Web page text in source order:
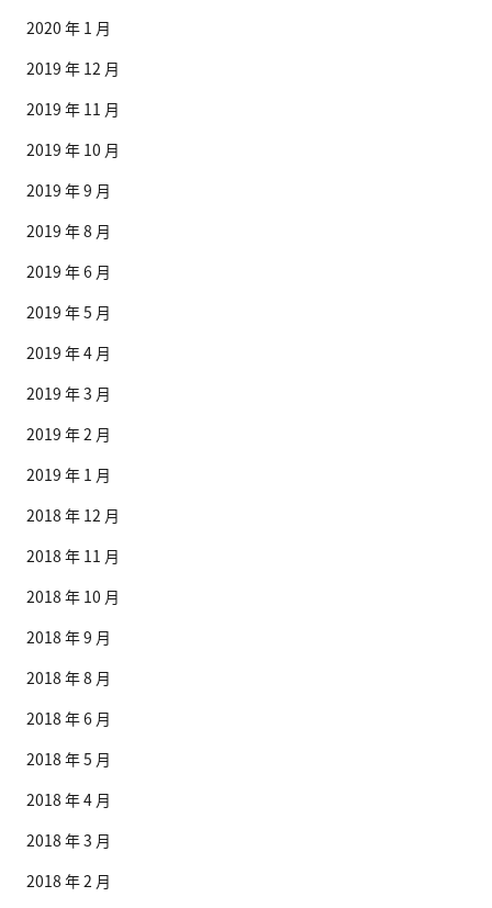
2020 年 1 月
2019 年 12 月
2019 年 11 月
2019 年 10 月
2019 年 9 月
2019 年 8 月
2019 年 6 月
2019 年 5 月
2019 年 4 月
2019 年 3 月
2019 年 2 月
2019 年 1 月
2018 年 12 月
2018 年 11 月
2018 年 10 月
2018 年 9 月
2018 年 8 月
2018 年 6 月
2018 年 5 月
2018 年 4 月
2018 年 3 月
2018 年 2 月